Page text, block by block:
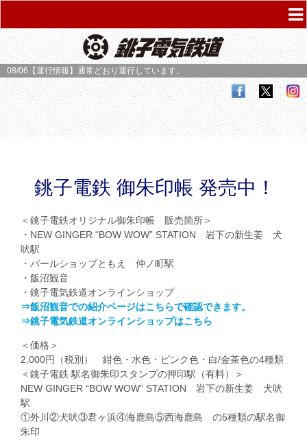
08/06【運行情報】 通常どおり運行しています。
銚子電鉄 御朱印帳 発売中！
＜銚子電鉄オリジナル御朱印帳 販売箇所＞
・NEW GINGER “BOW WOW” STATION 岩下の新生姜 犬
吠駅
・パールショップともえ 仲ノ町駅
・飯沼観音
・銚子電気鉄道オンラインショップ
⇒飯沼観音での紹介ページはこちらで確認できます。
⇒銚子電気鉄道オンラインショップはこちら
＜価格＞
2,000円（税別） 紺色・水色・ピンク色・白/金茶色の4種類
＜銚子電鉄 駅名御朱印スタンプの押印駅（有料）＞
NEW GINGER “BOW WOW” STATION 岩下の新生姜 犬吠
駅
①外川②犬吠③君ヶ浜④海鹿島⑤西海鹿島 の5種類の駅名御
朱印